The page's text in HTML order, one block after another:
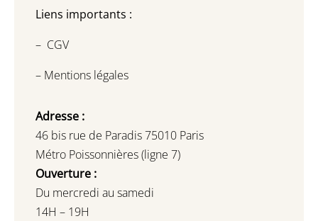
Liens importants :
– CGV
– Mentions légales
Adresse :
46 bis rue de Paradis 75010 Paris
Métro Poissonnières (ligne 7)
Ouverture :
Du mercredi au samedi
14H – 19H